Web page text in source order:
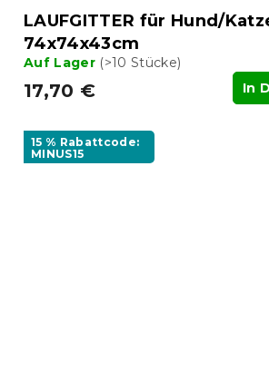
LAUFGITTER für Hund/
74x74x43cm
Auf Lager (>10 Stücke)
17,70 € In
15 % Rabattcode:
MINUS15